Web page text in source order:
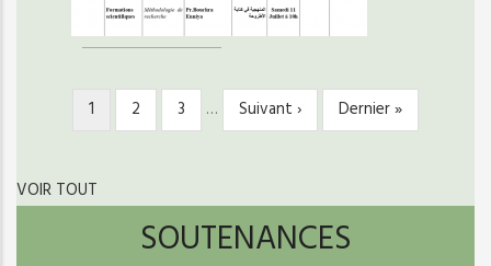
PAGINATION
Page
courante
1 Page
2 Page
3 …
Page
suivante
Suivant ›
Dernière
page
Dernier »
VOIR TOUT
SOUTENANCES